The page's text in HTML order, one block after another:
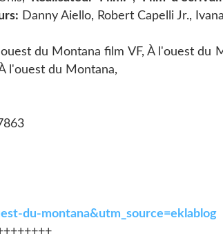
Danny Aiello, Robert Capelli Jr.,
du Montana film VF, À l'ouest du
l'ouest du Montana,
du-montana&utm_source=eklablog